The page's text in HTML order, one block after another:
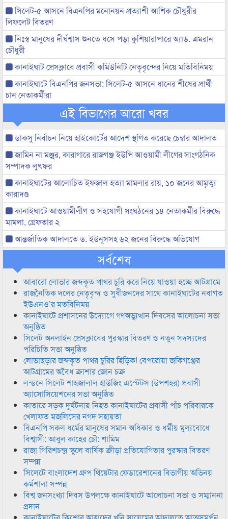
সিলেট-৫ আসনে বিএনপির মনোনয়ন প্রত্যাশী আশিক চৌধুরীর
লিফলেট বিতরণ
নিঃস্ব মানুষের দীর্ঘশ্বাস শুনতে ধসে পড়া কুশিয়ারাপারে অ্যাড. এমরান
চৌধুরী
কানাইঘাট প্রেসক্লাবে প্রবাসী কমিউনিটি নেতৃবৃন্দের নিয়ে মতিবিনিময়
কানাইঘাটে বিএনপির জনসভা: সিলেট-৫ আসনে ধানের শীষের প্রার্থী
চান নেতাকর্মীরা
এই বিভাগের আরো খবর
ডাকসু নির্বাচন নিয়ে হাইকোর্টের আদেশ স্থগিত করেছে চেম্বার আদালত
জামিন না মঞ্জুর, কারাগারে রাজগঞ্জ ইউপি আওয়ামী লীগের সাংগঠনিক
সম্পাদক লুৎফর
কানাইঘাটের আলোচিত ইফজাল হত্যা মামলার রায়, ১০ জনের আমৃত্যু
কারাদণ্ড
কানাইঘাটে আওয়ামীলীগ ও সহযোগী সংঘঠনের ১৪ নেতাকর্মীর বিরুদ্ধে
মামলা, গ্রেফতার ২
আন্তর্জাতিক আদালতে ড. ইউনূসসহ ৬২ জনের বিরুদ্ধে অভিযোগ
সর্বশেষ
আবারো লোভার জব্দকৃত পাথর চুরি করে নিয়ে যাওয়া হচ্ছে আটগ্রামে
রাজনৈতিক দলের নেতৃবৃন্দ ও সুধীজনদের সাথে কানাইঘাটের নবাগত
ইউএনও’র মতবিনিময়
কানাইঘাটে প্রশাসনের উদ্যোগে গণঅভ্যুত্থান দিবসের আলোচনা সভা
অনুষ্ঠিত
সিলেট অনলাইন প্রেসক্লাবের পুরস্কার বিতরণ ও নতুন সদস্যদের
পরিচিতি সভা অনুষ্ঠিত
লোভাছড়ার জব্দকৃত পাথর চুরির হিড়িক! বেপরোয়া জকিগঞ্জের
আটগ্রামের অবৈধ ক্রাশার জোন চক্র
লন্ডনে সিলেট শাহজালাল হাউজিং এস্টেটস (উপশহর) প্রবাসী
অ্যাসোসিয়েশনের সভা অনুষ্ঠিত
কাতারে সড়ক দুর্ঘটনায় নিহত কানাইঘাটের প্রবাসী পাঁচ পরিবারকে
খেলাফত মজলিসের নগদ সহায়তা
বিএনপি সকল ধর্মের মানুষের সমান অধিকার ও ধর্মীয় মুল্যবোধে
বিশ্বাসী: আবুল কাহের চৌ: শামিম
রাজা গিরিশচন্দ্র স্কুলে বার্ষিক ক্রীড়া প্রতিযোগিতার পুরস্কার বিতরণ
সম্পন্ন
সিলেটে বাংলাদেশ গ্রুপ থিয়েটার ফেডারেশানের বিভাগীয় অভিনয়
কর্মশালা সম্পন্ন
বিশ্ব জনসংখ্যা দিবস উপলক্ষে কানাইঘাটে আলোচনা সভা ও সম্মাননা
প্রদান